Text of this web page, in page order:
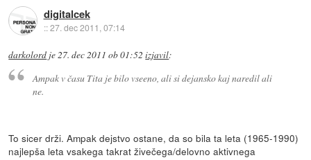
digitalcek
::27. dec 2011, 07:14
darkolord je27. dec 2011 ob 01:52 izjavil:
Ampak v času Tita je bilo vseeno, ali si dejansko kaj naredil ali
ne.
To sicer drži. Ampak dejstvo ostane, da so bila ta leta (1965-1990)
najlepša leta vsakega takrat živečega/delovno aktivnega